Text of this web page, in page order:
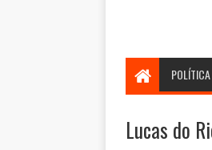
POLÍTICA
Lucas do